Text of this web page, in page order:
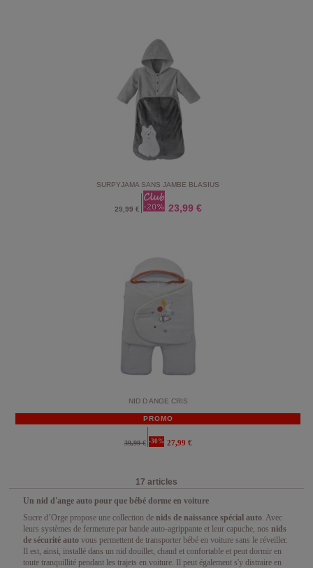
SURPYJAMA SANS JAMBE BLASIUS
29,99 € 23,99 €
NID D ANGE CRIS
PROMO
39,99 € -30% 27,99 €
17 articles
Un nid d'ange auto pour que bébé dorme en voiture
Sucre d’Orge propose une collection de nids de naissance spécial auto. Avec
leurs systèmes de fermeture par bande auto-agrippante et leur capuche, nos nids
de sécurité auto vous permettent de transporter bébé en voiture sans le réveiller.
Il est, ainsi, installé dans un nid douillet, chaud et confortable et peut dormir en
toute tranquillité pendant les trajets en voiture. Il peut également s'y distraire en